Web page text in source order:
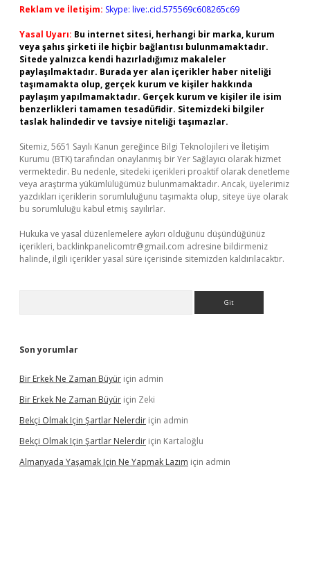
Reklam ve İletişim: Skype: live:.cid.575569c608265c69
Yasal Uyarı: Bu internet sitesi, herhangi bir marka, kurum
veya şahıs şirketi ile hiçbir bağlantısı bulunmamaktadır.
Sitede yalnızca kendi hazırladığımız makaleler
paylaşılmaktadır. Burada yer alan içerikler haber niteliği
taşımamakta olup, gerçek kurum ve kişiler hakkında
paylaşım yapılmamaktadır. Gerçek kurum ve kişiler ile isim
benzerlikleri tamamen tesadüfidir. Sitemizdeki bilgiler
taslak halindedir ve tavsiye niteliği taşımazlar.
Sitemiz, 5651 Sayılı Kanun gereğince Bilgi Teknolojileri ve İletişim
Kurumu (BTK) tarafından onaylanmış bir Yer Sağlayıcı olarak hizmet
vermektedir. Bu nedenle, sitedeki içerikleri proaktif olarak denetleme
veya araştırma yükümlülüğümüz bulunmamaktadır. Ancak, üyelerimiz
yazdıkları içeriklerin sorumluluğunu taşımakta olup, siteye üye olarak
bu sorumluluğu kabul etmiş sayılırlar.
Hukuka ve yasal düzenlemelere aykırı olduğunu düşündüğünüz
içerikleri, backlinkpanelicomtr@gmail.com adresine bildirmeniz
halinde, ilgili içerikler yasal süre içerisinde sitemizden kaldırılacaktır.
Son yorumlar
Bir Erkek Ne Zaman Büyür için admin
Bir Erkek Ne Zaman Büyür için Zeki
Bekçi Olmak Için Şartlar Nelerdir için admin
Bekçi Olmak Için Şartlar Nelerdir için Kartaloğlu
Almanyada Yaşamak Için Ne Yapmak Lazım için admin